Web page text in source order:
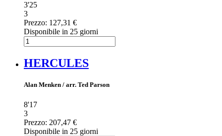
3'25
3
Prezzo: 127,31 €
Disponibile in 25 giorni
HERCULES
Alan Menken / arr. Ted Parson
8'17
3
Prezzo: 207,47 €
Disponibile in 25 giorni